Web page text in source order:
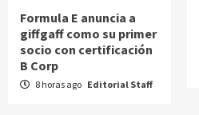
Formula E anuncia a
giffgaff como su primer
socio con certificación
B Corp
8 horas ago Editorial Staff